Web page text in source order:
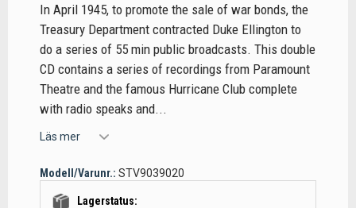
In April 1945, to promote the sale of war bonds, the
Treasury Department contracted Duke Ellington to
do a series of 55 min public broadcasts. This double
CD contains a series of recordings from Paramount
Theatre and the famous Hurricane Club complete
with radio speaks and...
Läs mer
Modell/Varunr.: STV9039020
Lagerstatus: